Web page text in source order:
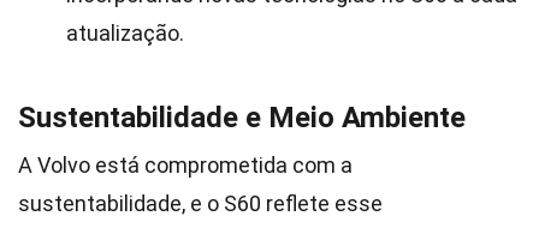
atualização.
Sustentabilidade e Meio Ambiente
A Volvo está comprometida com a
sustentabilidade, e o S60 reflete esse